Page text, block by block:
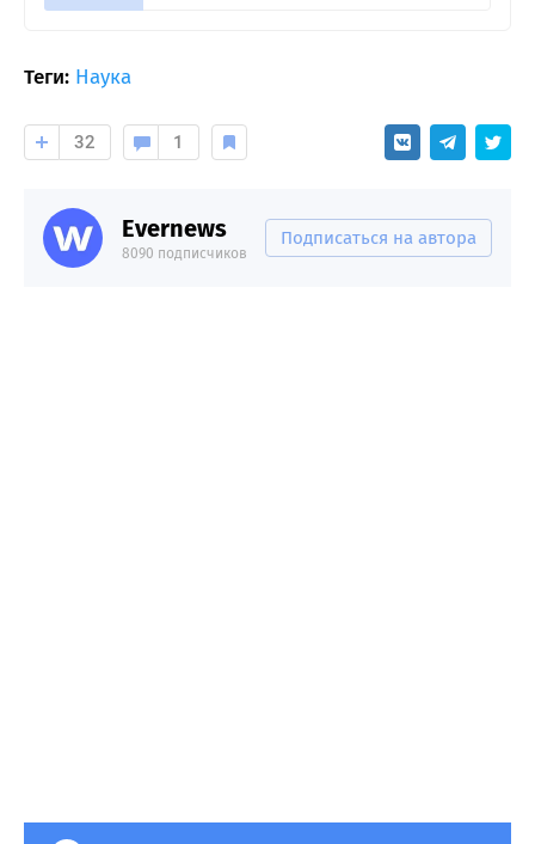
Теги: Наука
32 1
Evernews
8090 подписчиков
Подписаться на автора